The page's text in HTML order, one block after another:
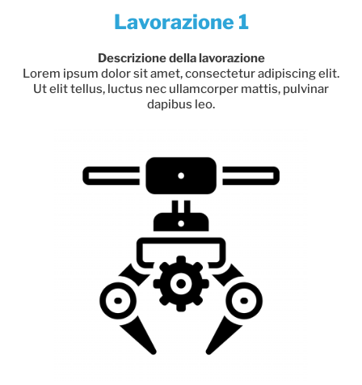
Lavorazione 1
Descrizione della lavorazione
Lorem ipsum dolor sit amet, consectetur adipiscing elit.
Ut elit tellus, luctus nec ullamcorper mattis, pulvinar
dapibus leo.